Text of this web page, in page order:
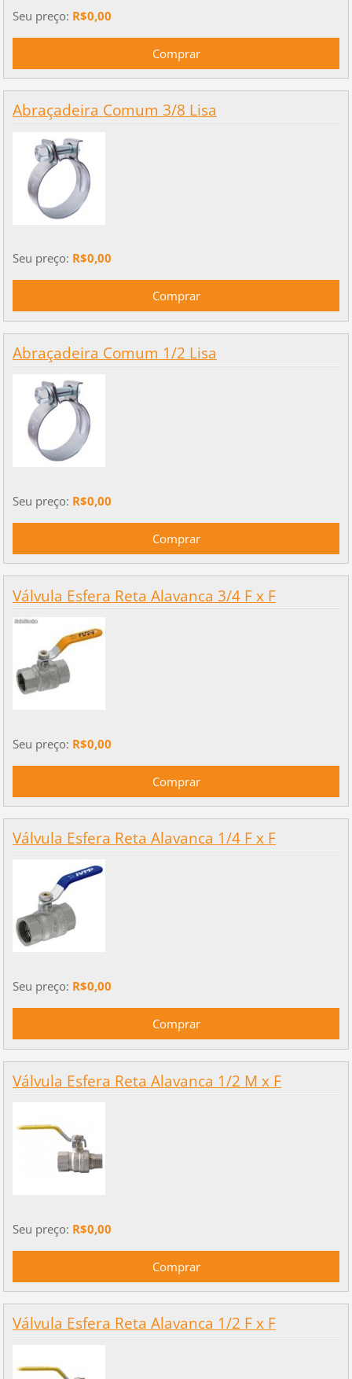
Seu preço: R$0,00
Abraçadeira Comum 3/8 Lisa
Seu preço: R$0,00
Abraçadeira Comum 1/2 Lisa
Seu preço: R$0,00
Válvula Esfera Reta Alavanca 3/4 F x F
Seu preço: R$0,00
Válvula Esfera Reta Alavanca 1/4 F x F
Seu preço: R$0,00
Válvula Esfera Reta Alavanca 1/2 M x F
Seu preço: R$0,00
Válvula Esfera Reta Alavanca 1/2 F x F